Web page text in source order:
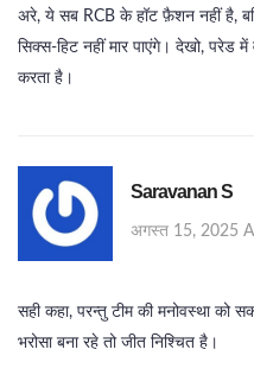
अरे, ये सब RCB के हॉट फ़ैशन नहीं है,
सिक्स‑हिट नहीं मार पाएंगे। देखो, परेड
करता है।
Saravanan S
अगस्त 15, 2025
सही कहा, परन्तु टीम की मनोवस्था को
भरोसा बना रहे तो जीत निश्चित है।